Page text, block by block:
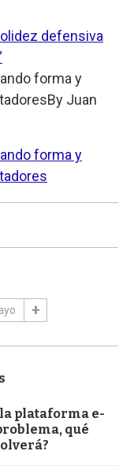
defensiva
forma y
By Juan
forma y
la plataforma e-
qué